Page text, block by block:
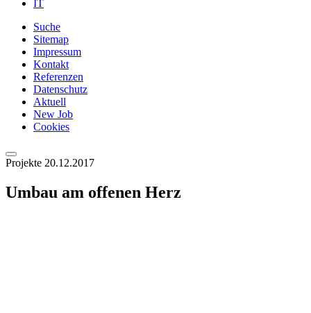
IT
Suche
Sitemap
Impressum
Kontakt
Referenzen
Datenschutz
Aktuell
New Job
Cookies
Projekte 20.12.2017
Umbau am offenen Herz